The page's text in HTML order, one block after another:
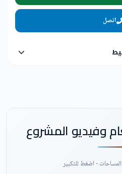
اتصل
وفيديو المشروع
- اضغط للتكبير